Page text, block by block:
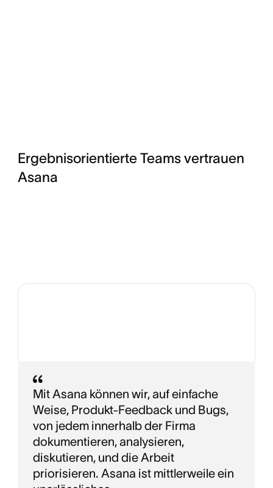
Ergebnisorientierte Teams vertrauen
Asana
Mit Asana können wir, auf einfache
Weise, Produkt-Feedback und Bugs,
von jedem innerhalb der Firma
dokumentieren, analysieren,
diskutieren, und die Arbeit
priorisieren. Asana ist mittlerweile ein